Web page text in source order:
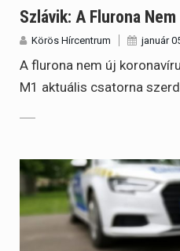
Szlávik: A Flurona
Körös Hírcentrum január
A flurona nem új
M1 aktuális csatorna